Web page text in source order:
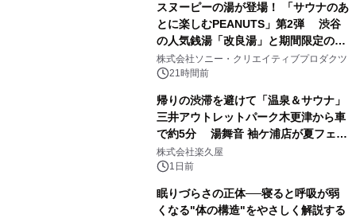
スヌーピーの湯が登場！ 「サウナのあ
とに楽しむPEANUTS」第2弾 渋谷
の人気銭湯「改良湯」と期間限定のコ
ラボレーション サウナイキタイコラ
ボグッズも発売決定！
株式会社ソニー・クリエイティブプロダクツ
21時間前
帰りの渋滞を避けて「温泉＆サウナ」
三井アウトレットパーク木更津から車
で約5分 湯舞音 袖ケ浦店が夏フェア
メニューを提供
株式会社楽久屋
1日前
眠りづらさの正体──寝ると呼吸が弱
くなる"体の構造"をやさしく解説する